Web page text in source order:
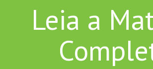
Leia a